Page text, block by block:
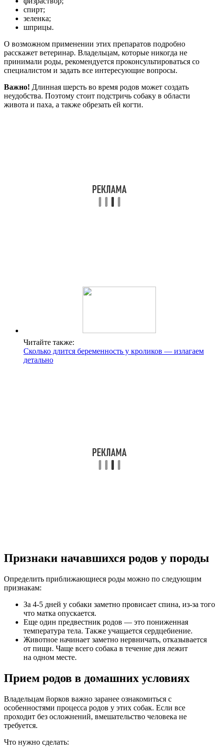
спирт;
зеленка;
шприцы.
О возможном применении этих препаратов подробно
расскажет ветеринар. Владельцам, которые никогда не
принимали роды, рекомендуется проконсультироваться со
специалистом и задать все интересующие вопросы.
Важно! Длинная шерсть во время родов может создать
неудобства. Поэтому стоит подстричь собаку в области
живота и паха, а также обрезать ей когти.
Читайте также:
Сколько длится беременность у кроликов — излагаем
детально
Признаки начавшихся родов у породы
Определить приближающиеся роды можно по следующим
признакам:
За 4-5 дней у собаки заметно провисает спина, из-за того
что матка опускается.
Еще один предвестник родов — это пониженная
температура тела. Также учащается сердцебиение.
Животное начинает заметно нервничать, отказывается
от пищи. Чаще всего собака в течение дня лежит
на одном месте.
Прием родов в домашних условиях
Владельцам йорков важно заранее ознакомиться с
особенностями процесса родов у этих собак. Если все
проходит без осложнений, вмешательство человека не
требуется.
Что нужно сделать: